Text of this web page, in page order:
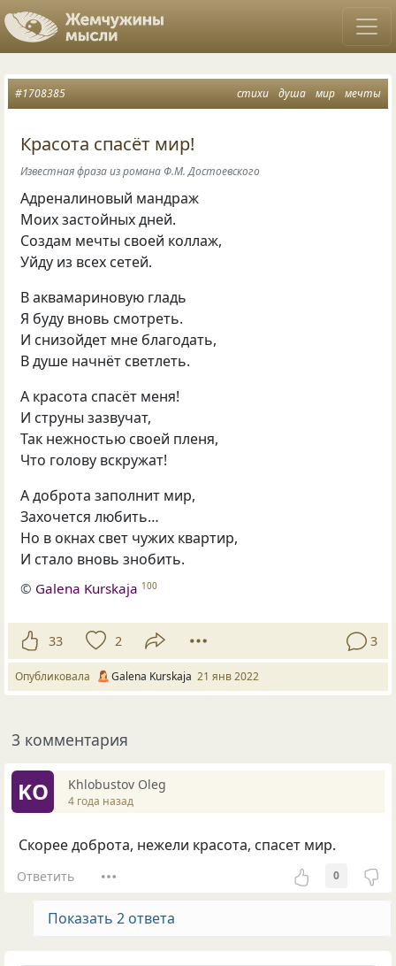
стихи душа мир мечты
#1708385
Красота спасёт мир!
Известная фраза из романа Ф.М. Достоевского
Адреналиновый мандраж
Моих застойных дней.
Создам мечты своей коллаж,
Уйду из всех сетей.
В аквамариновую гладь
Я буду вновь смотреть.
И снизойдет мне благодать,
В душе начнёт светлеть.
А красота спасёт меня!
И струны зазвучат,
Так нежностью своей пленя,
Что голову вскружат!
А доброта заполнит мир,
Захочется любить…
Но в окнах свет чужих квартир,
И стало вновь знобить.
© Galena Kurskaja 100
33 2 3
Опубликовала Galena Kurskaja 21 янв 2022
3 комментария
KO Khlobustov Oleg
4 года назад
Скорее доброта, нежели красота, спасет мир.
Ответить 0
Показать 2 ответа